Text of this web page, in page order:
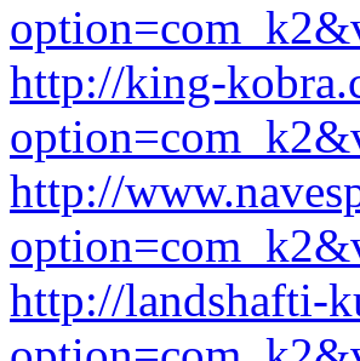
http://king-
http://
http://landshafti-